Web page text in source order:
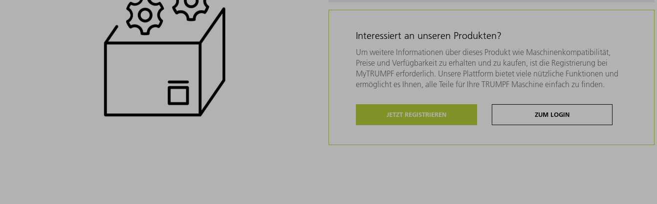
Interessiert an unseren Produkten?
Um weitere Informationen über dieses Produkt wie Maschinenkompatibilität,
Preise und Verfügbarkeit zu erhalten und zu kaufen, ist die Registrierung bei
MyTRUMPF erforderlich. Unsere Plattform bietet viele nützliche Funktionen und
ermöglicht es Ihnen, alle Teile für Ihre TRUMPF Maschine einfach zu finden.
JETZT REGISTRIEREN ZUM LOGIN